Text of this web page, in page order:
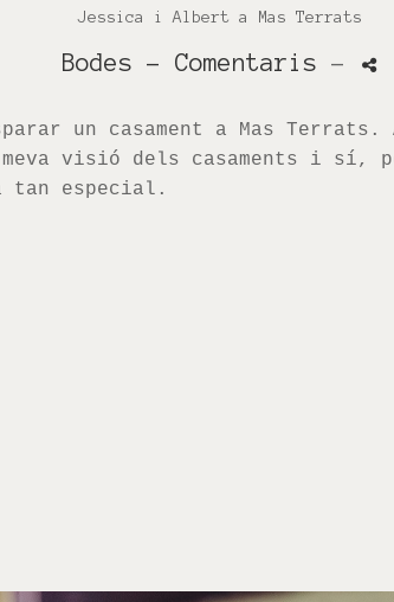
Jessica i Albert a Mas Terrats
Bodes - Comentaris -
un casament a Mas Terrats.
visió dels casaments i sí,
tan especial.